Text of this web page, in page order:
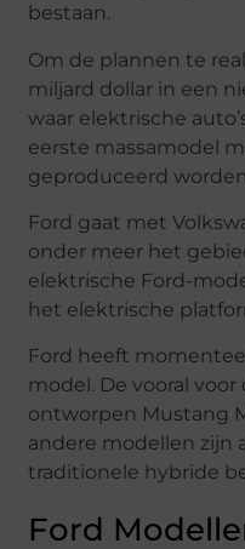
bestaan.
Om de plannen te
miljard dollar in een
waar elektrische
eerste massamodel
geproduceerd
Ford gaat met
onder meer het
elektrische Ford-
het elektrische
Ford heeft
model. De vooral
ontworpen Mustang
andere modellen zijn
traditionele hybride
Ford